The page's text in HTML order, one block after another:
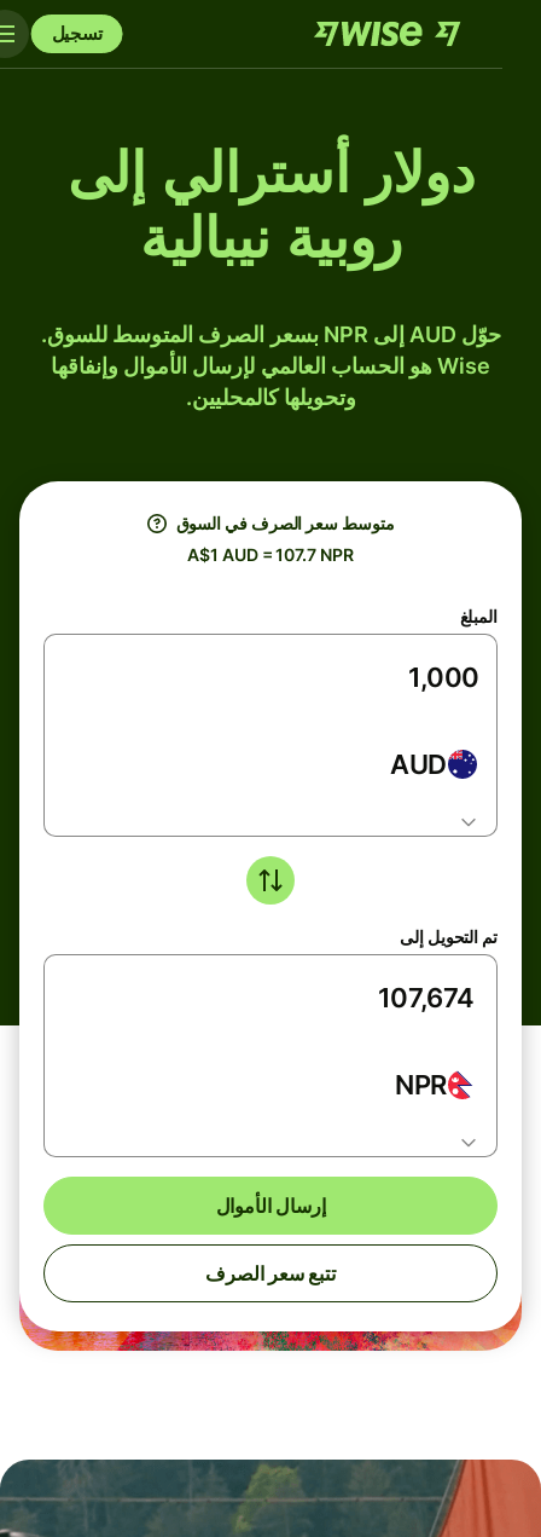
تسجيل
دولار أسترالي إلى
روبية نيبالية
حوّل AUD إلى NPR بسعر الصرف المتوسط للسوق.
Wise هو الحساب العالمي لإرسال الأموال وإنفاقها
وتحويلها كالمحليين.
متوسط ​​سعر الصرف في السوق
A$1 AUD = 107.7 NPR
المبلغ
AUD
تم التحويل إلى
NPR
إرسال الأموال
تتبع سعر الصرف